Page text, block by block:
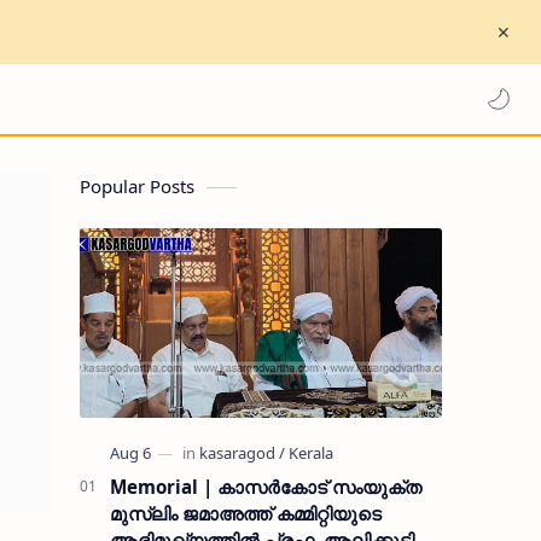
Popular Posts
Memorial | കാസർകോട് സംയുക്ത
മുസ്ലിം ജമാഅത്ത് കമ്മിറ്റിയുടെ